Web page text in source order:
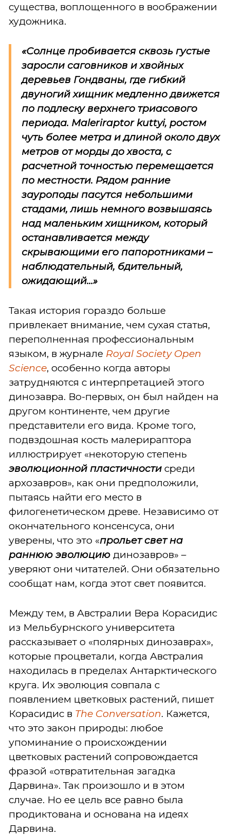
существа, воплощенного в воображении
художника.
«Солнце пробивается сквозь густые
заросли саговников и хвойных
деревьев Гондваны, где гибкий
двуногий хищник медленно движется
по подлеску верхнего триасового
периода. Maleriraptor kuttyi, ростом
чуть более метра и длиной около двух
метров от морды до хвоста, с
расчетной точностью перемещается
по местности. Рядом ранние
зауроподы пасутся небольшими
стадами, лишь немного возвышаясь
над маленьким хищником, который
останавливается между
скрывающими его папоротниками –
наблюдательный, бдительный,
ожидающий...»
Такая история гораздо больше
привлекает внимание, чем сухая статья,
переполненная профессиональным
языком, в журнале Royal Society Open
Science, особенно когда авторы
затрудняются с интерпретацией этого
динозавра. Во-первых, он был найден на
другом континенте, чем другие
представители его вида. Кроме того,
подвздошная кость малерираптора
иллюстрирует «некоторую степень
эволюционной пластичности среди
архозавров», как они предположили,
пытаясь найти его место в
филогенетическом древе. Независимо от
окончательного консенсуса, они
уверены, что это «прольет свет на
раннюю эволюцию динозавров» –
уверяют они читателей. Они обязательно
сообщат нам, когда этот свет появится.
Между тем, в Австралии Вера Корасидис
из Мельбурнского университета
рассказывает о «полярных динозаврах»,
которые процветали, когда Австралия
находилась в пределах Антарктического
круга. Их эволюция совпала с
появлением цветковых растений, пишет
Корасидис в The Conversation. Кажется,
что это закон природы: любое
упоминание о происхождении
цветковых растений сопровождается
фразой «отвратительная загадка
Дарвина». Так произошло и в этом
случае. Но ее цель все равно была
продиктована и основана на идеях
Дарвина.